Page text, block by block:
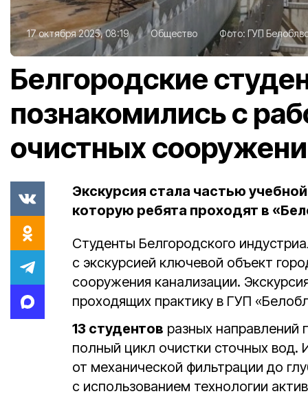
17 октября 2025, 08:19 Общество Фото: ГУП
Белгородские
познакомились с
очистных
Экскурсия стала частью
которую ребята проходят в
Студенты Белгородского
с экскурсией ключевой объект
сооружения канализации.
проходящих практику в ГУП
13 студентов разных направлений
полный цикл очистки сточных
от механической фильтрации до
с использованием технологии